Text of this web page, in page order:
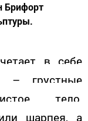
Брифорт
в себе
– грустные
тело,
шарпея, а